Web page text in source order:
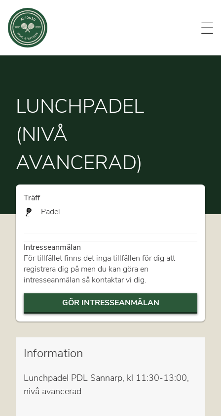
Evenemang
LUNCHPADEL
(NIVÅ
AVANCERAD)
Information
Lunchpadel PDL Sannarp, kl 11:30-13:00,
nivå avancerad.
Träff
Padel
Intresseanmälan
För tillfället finns det inga tillfällen för dig att
registrera dig på men du kan göra en
intresseanmälan så kontaktar vi dig.
GÖR INTRESSEANMÄLAN